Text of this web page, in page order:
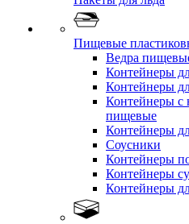
Пищевые
Ведра
Контейнеры
Контейнеры
Контейнеры с
пищевые
Контейнеры
Соусники
Контейнеры
Контейнеры
Контейнеры